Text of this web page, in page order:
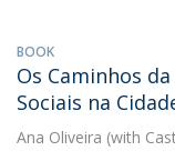
BOOK
Os Caminhos
Sociais na
Ana Oliveira (with